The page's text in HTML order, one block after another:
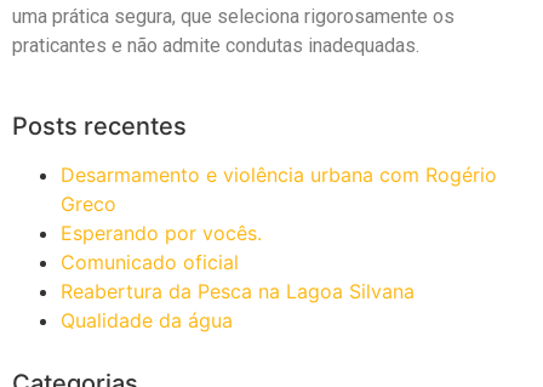
uma prática segura, que seleciona rigorosamente os
praticantes e não admite condutas inadequadas.
Posts recentes
Desarmamento e violência urbana com Rogério
Greco
Esperando por vocês.
Comunicado oficial
Reabertura da Pesca na Lagoa Silvana
Qualidade da água